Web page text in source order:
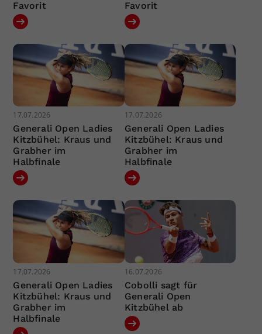
Favorit Favorit
17.07.2026
Generali Open Ladies
Kitzbühel: Kraus und
Grabher im
Halbfinale
17.07.2026
Generali Open Ladies
Kitzbühel: Kraus und
Grabher im
Halbfinale
17.07.2026
Generali Open Ladies
Kitzbühel: Kraus und
Grabher im
Halbfinale
16.07.2026
Cobolli sagt für
Generali Open
Kitzbühel ab